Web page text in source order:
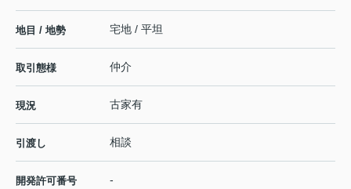
地目 / 地勢 宅地 / 平坦
取引態様 仲介
現況 古家有
引渡し 相談
開発許可番号 -